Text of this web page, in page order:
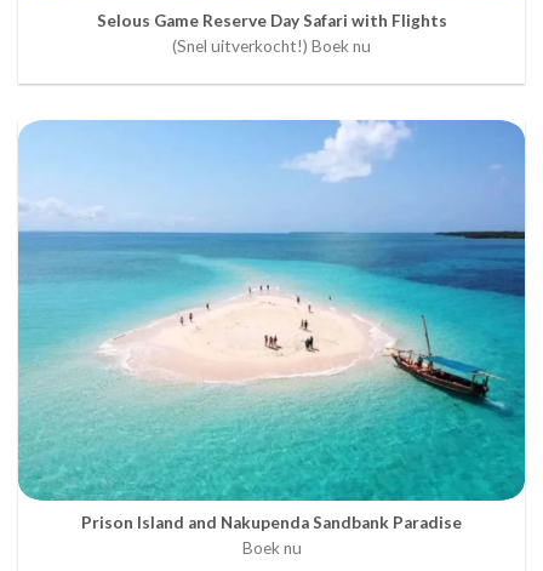
Selous Game Reserve Day Safari with Flights
(Snel uitverkocht!) Boek nu
Prison Island and Nakupenda Sandbank Paradise
Boek nu